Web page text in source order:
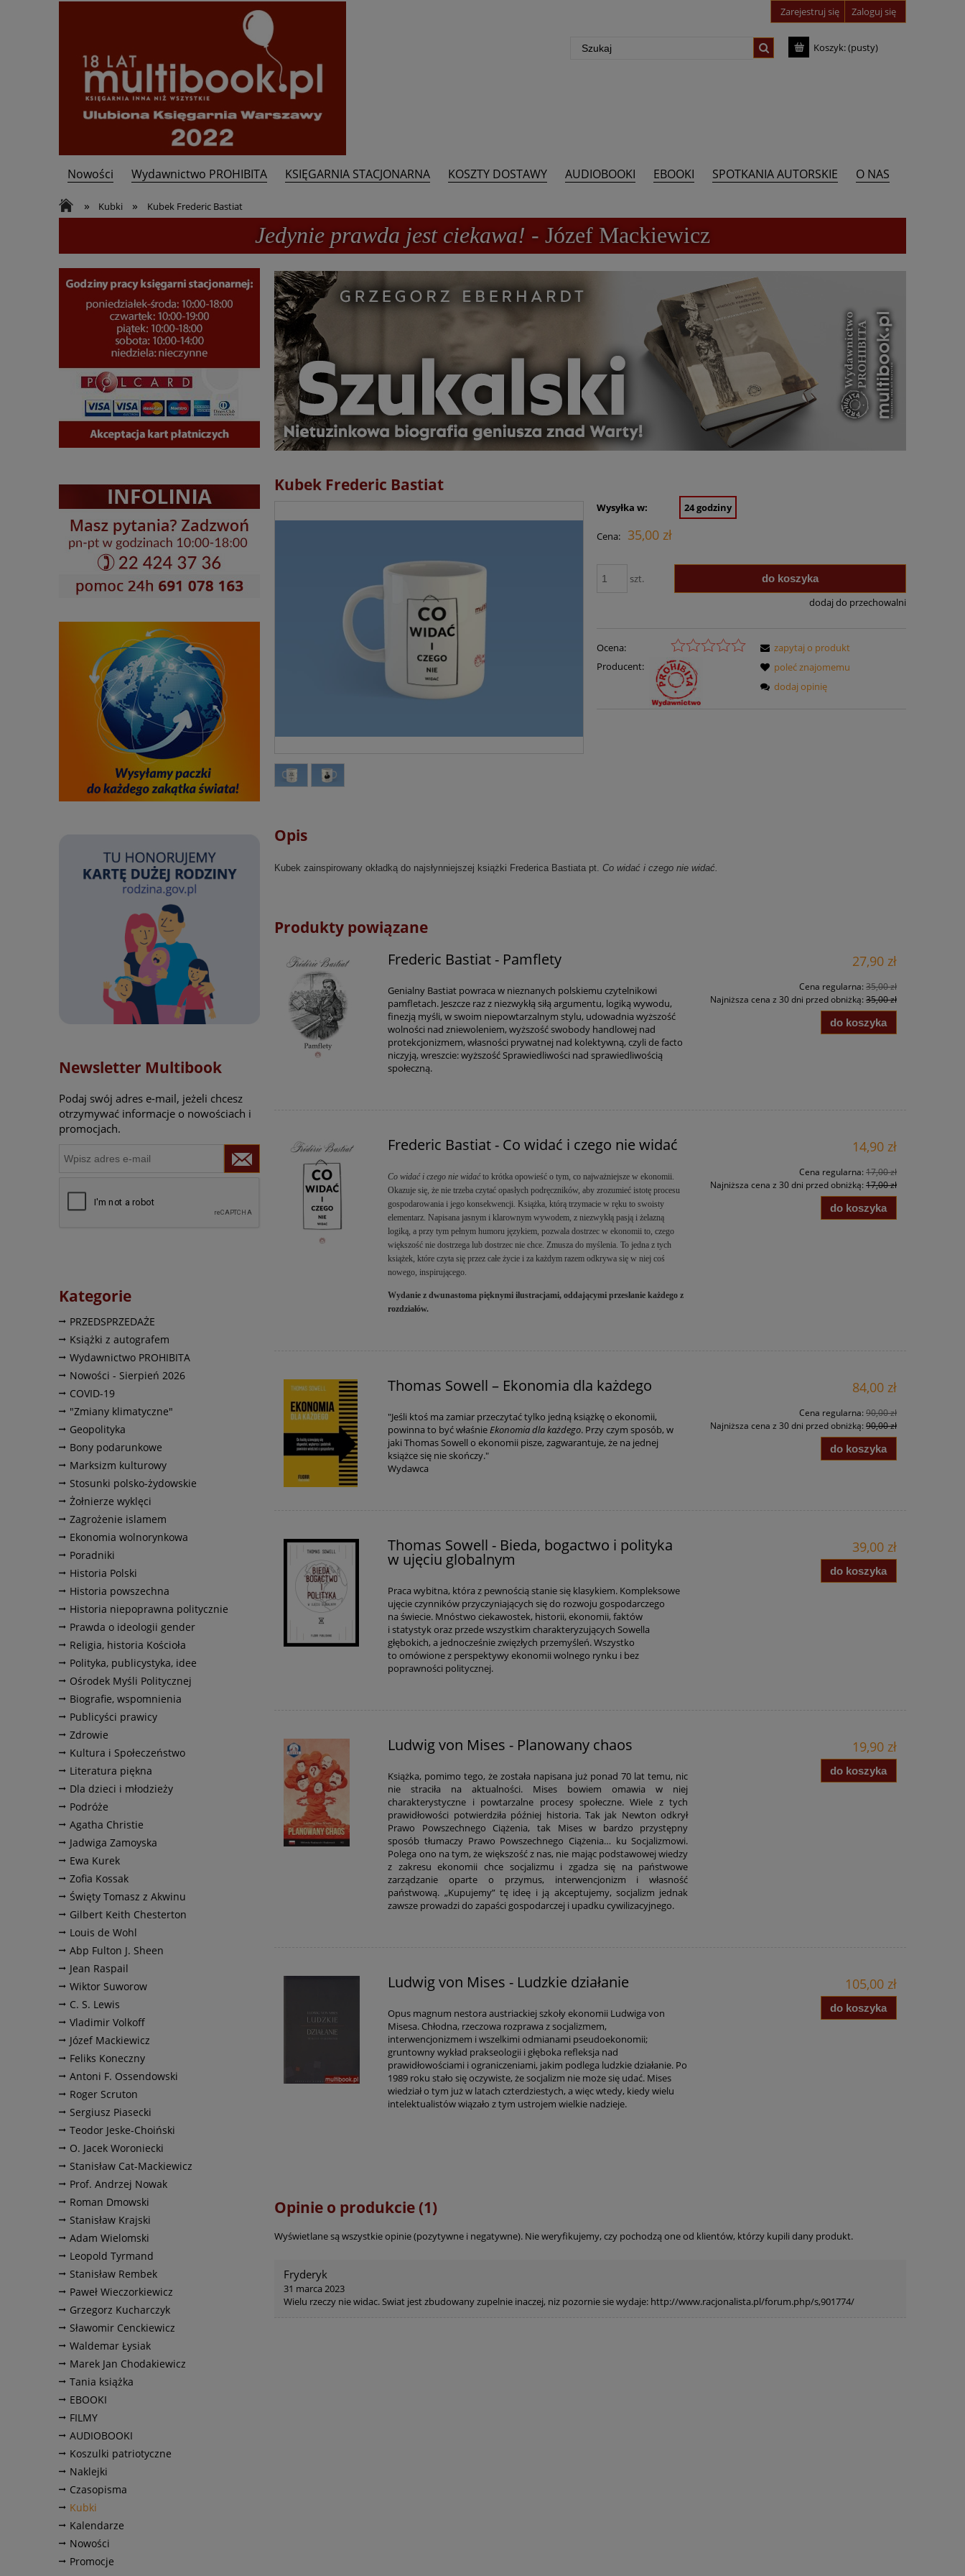
Zarejestruj się Zaloguj się
Koszyk:(pusty)
Nowości Wydawnictwo PROHIBITA KSIĘGARNIA STACJONARNA KOSZTY DOSTAWY AUDIOBOOKI EBOOKI SPOTKANIA AUTORSKIE
O NAS
Kontakt
» Kubki » Kubek Frederic Bastiat
Jedynie prawda jest ciekawa! - Józef Mackiewicz
Newsletter Multibook
Podaj swój adres e-mail, jeżeli chcesz
otrzymywać informacje o nowościach i
promocjach.
Kategorie
PRZEDSPRZEDAŻE
Książki z autografem
Wydawnictwo PROHIBITA
Nowości - Sierpień 2026
COVID-19
"Zmiany klimatyczne"
Geopolityka
Bony podarunkowe
Marksizm kulturowy
Stosunki polsko-żydowskie
Żołnierze wyklęci
Zagrożenie islamem
Ekonomia wolnorynkowa
Poradniki
Historia Polski
Historia powszechna
Historia niepoprawna politycznie
Prawda o ideologii gender
Religia, historia Kościoła
Polityka, publicystyka, idee
Ośrodek Myśli Politycznej
Biografie, wspomnienia
Publicyści prawicy
Zdrowie
Kultura i Społeczeństwo
Literatura piękna
Dla dzieci i młodzieży
Podróże
Agatha Christie
Jadwiga Zamoyska
Ewa Kurek
Zofia Kossak
Święty Tomasz z Akwinu
Gilbert Keith Chesterton
Louis de Wohl
Abp Fulton J. Sheen
Jean Raspail
Wiktor Suworow
C. S. Lewis
Vladimir Volkoff
Józef Mackiewicz
Feliks Koneczny
Antoni F. Ossendowski
Roger Scruton
Sergiusz Piasecki
Teodor Jeske-Choiński
O. Jacek Woroniecki
Stanisław Cat-Mackiewicz
Prof. Andrzej Nowak
Roman Dmowski
Stanisław Krajski
Adam Wielomski
Leopold Tyrmand
Stanisław Rembek
Paweł Wieczorkiewicz
Grzegorz Kucharczyk
Sławomir Cenckiewicz
Waldemar Łysiak
Marek Jan Chodakiewicz
Tania książka
EBOOKI
FILMY
AUDIOBOOKI
Koszulki patriotyczne
Naklejki
Czasopisma
Kubki
Kalendarze
Nowości
Promocje
Kubek Frederic Bastiat
Wysyłka w: 24 godziny
Cena: 35,00 zł
szt. do koszyka
dodaj do przechowalni
Ocena:
Producent:
zapytaj o produkt
poleć znajomemu
dodaj opinię
Opis
Kubek zainspirowany okładką do najsłynniejszej książki Frederica Bastiata pt. Co widać i czego nie widać.
Produkty powiązane
Frederic Bastiat - Pamflety
Genialny Bastiat powraca w nieznanych polskiemu czytelnikowi
pamfletach. Jeszcze raz z niezwykłą siłą argumentu, logiką wywodu,
finezją myśli, w swoim niepowtarzalnym stylu, udowadnia wyższość
wolności nad zniewoleniem, wyższość swobody handlowej nad
protekcjonizmem, własności prywatnej nad kolektywną, czyli de facto
niczyją, wreszcie: wyższość Sprawiedliwości nad sprawiedliwością
społeczną.
27,90 zł
Cena regularna: 35,00 zł
Najniższa cena z 30 dni przed obniżką: 35,00 zł
do koszyka
Frederic Bastiat - Co widać i czego nie widać
Co widać i czego nie widaćto krótka opowieść o tym, co najważniejsze w ekonomii.
Okazuje się, że nie trzeba czytać opasłych podręczników, aby zrozumieć istotę procesu
gospodarowania i jego konsekwencji. Książka, którą trzymacie w ręku to swoisty
elementarz. Napisana jasnym i klarownym wywodem, z niezwykłą pasją i żelazną
logiką, a przy tym pełnym humoru językiem, pozwala dostrzec w ekonomii to, czego
większość nie dostrzega lub dostrzec nie chce. Zmusza do myślenia. To jedna z tych
książek, które czyta się przez całe życie i za każdym razem odkrywa się w niej coś
nowego, inspirującego.
Wydanie z dwunastoma pięknymi ilustracjami, oddającymi przesłanie każdego z
rozdziałów.
14,90 zł
Cena regularna: 17,00 zł
Najniższa cena z 30 dni przed obniżką: 17,00 zł
do koszyka
Thomas Sowell – Ekonomia dla każdego
"Jeśli ktoś ma zamiar przeczytać tylko jedną książkę o ekonomii,
powinna to być właśnieEkonomia dla każdego. Przy czym sposób, w
jaki Thomas Sowell o ekonomii pisze, zagwarantuje, że na jednej
książce się nie skończy."
Wydawca
84,00 zł
Cena regularna: 90,00 zł
Najniższa cena z 30 dni przed obniżką: 90,00 zł
do koszyka
Thomas Sowell - Bieda, bogactwo i polityka
w ujęciu globalnym
Praca wybitna, która z pewnością stanie się klasykiem. Kompleksowe
ujęcie czynników przyczyniających się do rozwoju gospodarczego
na świecie. Mnóstwo ciekawostek, historii, ekonomii, faktów
i statystyk oraz przede wszystkim charakteryzujących Sowella
głębokich, a jednocześnie zwięzłych przemyśleń. Wszystko
to omówione z perspektywy ekonomii wolnego rynku i bez
poprawności politycznej.
39,00 zł
do koszyka
Ludwig von Mises - Planowany chaos
Książka, pomimo tego, że została napisana już ponad 70 lat temu, nic
nie straciła na aktualności. Mises bowiem omawia w niej
charakterystyczne i powtarzalne procesy społeczne. Wiele z tych
prawidłowości potwierdziła później historia. Tak jak Newton odkrył
Prawo Powszechnego Ciążenia, tak Mises w bardzo przystępny
sposób tłumaczy Prawo Powszechnego Ciążenia… ku Socjalizmowi.
Polega ono na tym, że większość z nas, nie mając podstawowej wiedzy
z zakresu ekonomii chce socjalizmu i zgadza się na państwowe
zarządzanie oparte o przymus, interwencjonizm i własność
państwową. „Kupujemy” tę ideę i ją akceptujemy, socjalizm jednak
zawsze prowadzi do zapaści gospodarczej i upadku cywilizacyjnego.
19,90 zł
do koszyka
Ludwig von Mises - Ludzkie działanie
Opus magnum nestora austriackiej szkoły ekonomii Ludwiga von
Misesa. Chłodna, rzeczowa rozprawa z socjalizmem,
interwencjonizmem i wszelkimi odmianami pseudoekonomii;
gruntowny wykład prakseologii i głęboka refleksja nad
prawidłowościami i ograniczeniami, jakim podlega ludzkie działanie. Po
1989 roku stało się oczywiste, że socjalizm nie może się udać. Mises
wiedział o tym już w latach czterdziestych, a więc wtedy, kiedy wielu
intelektualistów wiązało z tym ustrojem wielkie nadzieje.
105,00 zł
do koszyka
Opinie o produkcie (1)
Wyświetlane są wszystkie opinie (pozytywne i negatywne). Nie weryfikujemy, czy pochodzą one od klientów, którzy kupili dany produkt.
Fryderyk
31 marca 2023
Wielu rzeczy nie widac. Swiat jest zbudowany zupelnie inaczej, niz pozornie sie wydaje: http://www.racjonalista.pl/forum.php/s,901774/